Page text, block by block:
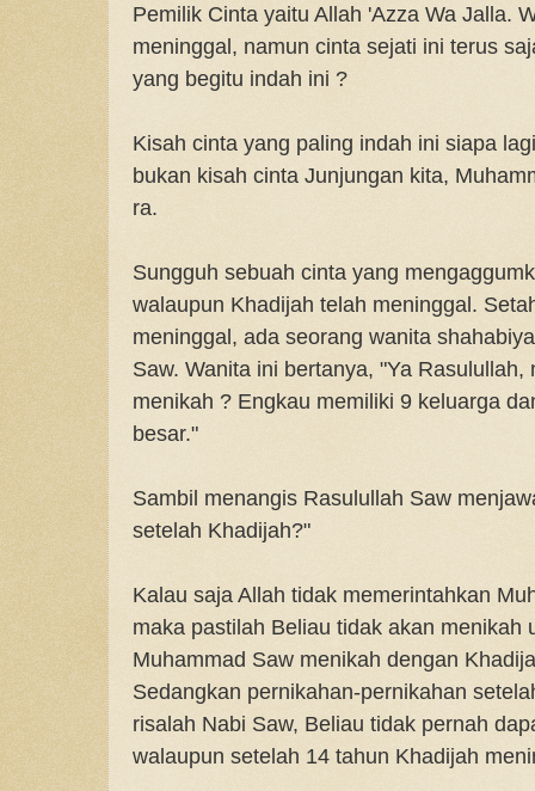
Pemilik Cinta yaitu Allah 'Azza Wa Jalla.
meninggal, namun cinta sejati ini terus
yang begitu indah ini ?
Kisah cinta yang paling indah ini siapa
bukan kisah cinta Junjungan kita,
ra.
Sungguh sebuah cinta yang
walaupun Khadijah telah meninggal.
meninggal, ada seorang wanita
Saw. Wanita ini bertanya, "Ya
menikah ? Engkau memiliki 9 keluarga
besar."
Sambil menangis Rasulullah Saw
setelah Khadijah?"
Kalau saja Allah tidak memerintahkan
maka pastilah Beliau tidak akan menikah
Muhammad Saw menikah dengan
Sedangkan pernikahan-pernikahan
risalah Nabi Saw, Beliau tidak pernah
walaupun setelah 14 tahun Khadijah